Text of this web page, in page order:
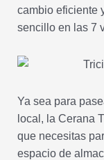
cambio eficiente
sencillo en las 7
Ya sea para
local, la Cerana
que necesitas
espacio de